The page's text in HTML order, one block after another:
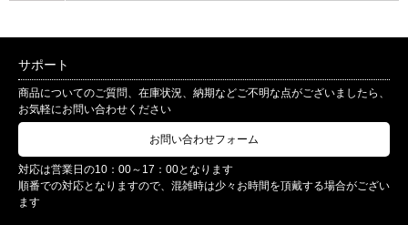
サポート
商品についてのご質問、在庫状況、納期などご不明な点がございましたら、
お気軽にお問い合わせください
お問い合わせフォーム
対応は営業日の10：00～17：00となります
順番での対応となりますので、混雑時は少々お時間を頂戴する場合がござい
ます